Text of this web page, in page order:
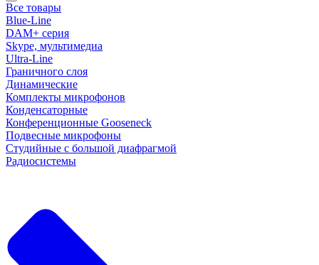
Все товары
Blue-Line
DAM+ серия
Skype, мультимедиа
Ultra-Line
Граничного слоя
Динамические
Комплекты микрофонов
Конденсаторные
Конференционные Gooseneck
Подвесные микрофоны
Студийные с большой диафрагмой
Радиосистемы